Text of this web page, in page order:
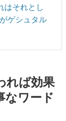
はそれとし
ゲシュタル
れば効果
なワード